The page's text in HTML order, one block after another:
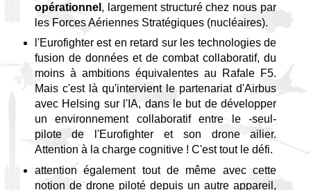
opérationnel , largement structuré chez nous par
les Forces Aériennes Stratégiques (nucléaires).
l'Eurofighter est en retard sur les technologies de
fusion de données et de combat collaboratif, du
moins à ambitions équivalentes au Rafale F5.
Mais c'est là qu'intervient le partenariat d'Airbus
avec Helsing sur l'IA, dans le but de développer
un environnement collaboratif entre le -seul-
pilote de l'Eurofighter et son drone ailier.
Attention à la charge cognitive ! C'est tout le défi.
attention également tout de même avec cette
notion de drone piloté depuis un autre appareil,